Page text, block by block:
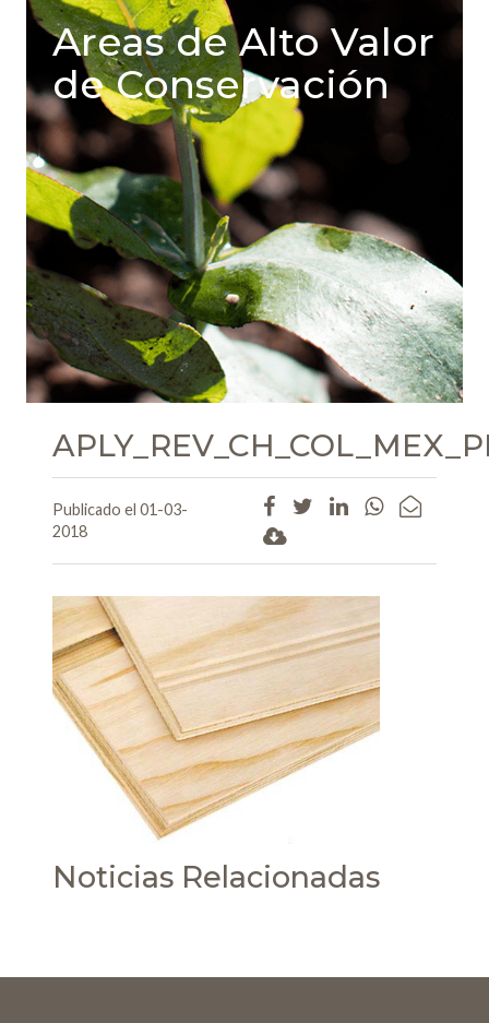
Areas de Alto Valor
de Conservación
Publicado el 01-03-
2018
Noticias Relacionadas